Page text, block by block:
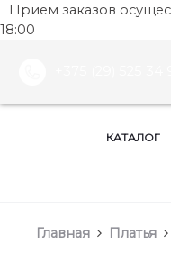
Прием заказов
18:00
КАТАЛОГ
Главная Платья